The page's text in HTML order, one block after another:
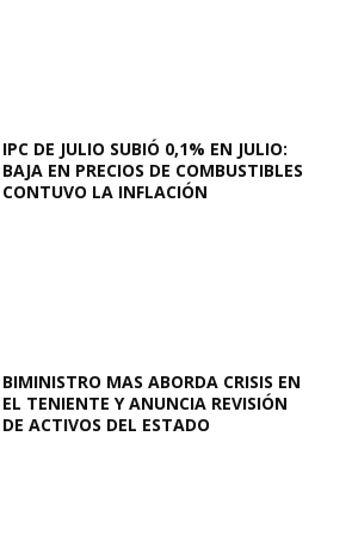
IPC DE JULIO SUBIÓ 0,1% EN JULIO:
BAJA EN PRECIOS DE COMBUSTIBLES
CONTUVO LA INFLACIÓN
BIMINISTRO MAS ABORDA CRISIS EN
EL TENIENTE Y ANUNCIA REVISIÓN
DE ACTIVOS DEL ESTADO